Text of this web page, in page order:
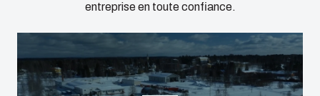
entreprise en toute confiance.